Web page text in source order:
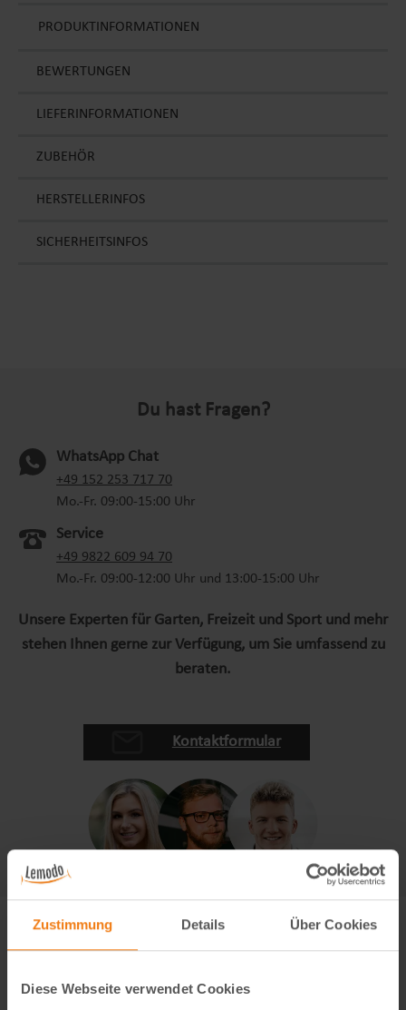
Zustimmung Details Über Cookies
Diese Webseite verwendet Cookies
PRODUKTINFORMATIONEN
BEWERTUNGEN
LIEFERINFORMATIONEN
ZUBEHÖR
HERSTELLERINFOS
SICHERHEITSINFOS
Du hast Fragen?
WhatsApp Chat
+49 152 253 717 70
Mo.-Fr. 09:00-15:00 Uhr
Service
+49 9822 609 94 70
Mo.-Fr. 09:00-12:00 Uhr und 13:00-15:00 Uhr
Unsere Experten für Garten, Freizeit und Sport und mehr
stehen Ihnen gerne zur Verfügung, um Sie umfassend zu
beraten.
Kontaktformular